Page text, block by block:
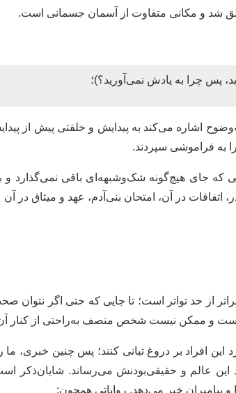
شد و مکانی متفاوت از آسمان جسمانی است.
پس چرا به يادش نمی‌آوريد؟)؛
اشاره می‌کند به پیدایش و خلقتی پیش از
به فراموشی سپردند.
که جای هیچ‌گونه شک‌وشبهه‌ای باقی نمی‌گذارد
اتفاقات در آن، امتحان بنی‌آدم، عهد و میثاق در
از حد تواتر است؛ تا جایی که حتی اگر نتوان
و ممکن نیست شخص منصف به‌راحتی از کنار
افراد بر دروغ تبانی کنند؛ پس چنین خبری، ما
عالم و حقیقی‌بودنش می‌رساند. شایان‌ذکر
پیامبران خبر می‌دهد. روایاتی همچون: